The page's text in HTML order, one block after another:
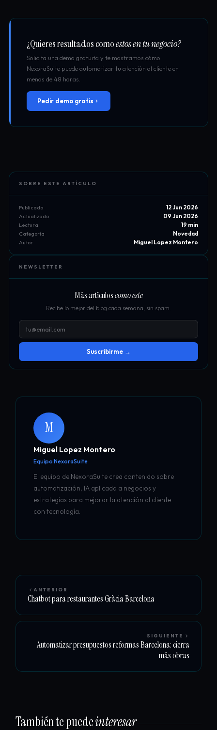
¿Quieres resultados comoestos en tu negocio?
Solicita una demo gratuita y te mostramos cómo
NexoraSuite puede automatizar tu atención al cliente en
menos de 48 horas.
Pedir demo gratis
SOBRE ESTE ARTÍCULO
Publicado 12 Jun 2026
Actualizado 09 Jun 2026
Lectura 19 min
Categoría Novedad
Autor Miguel Lopez Montero
NEWSLETTER
Más artículoscomo este
Recibe lo mejor del blog cada semana, sin spam.
Suscribirme →
M
Miguel Lopez Montero
Equipo NexoraSuite
El equipo de NexoraSuite crea contenido sobre
automatización, IA aplicada a negocios y
estrategias para mejorar la atención al cliente
con tecnología.
ANTERIOR
Chatbot para restaurantes Gràcia Barcelona
SIGUIENTE
Automatizar presupuestos reformas Barcelona: cierra
más obras
También te puedeinteresar